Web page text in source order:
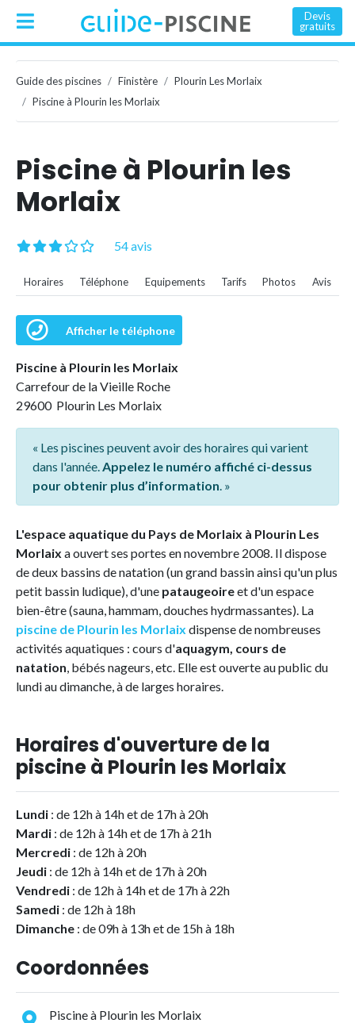
Devis
gratuits
Guide des piscines Finistère
Plourin Les Morlaix
Piscine à Plourin les Morlaix
Piscine à Plourin les
Morlaix
54 avis
Horaires Téléphone Equipements Tarifs Photos Avis
Afficher le téléphone
Piscine à Plourin les Morlaix
Carrefour de la Vieille Roche
29600 Plourin Les Morlaix
« Les piscines peuvent avoir des horaires qui varient
dans l'année.Appelez le numéro affiché ci-dessus
pour obtenir plus d’information. »
L'espace aquatique du Pays de Morlaix à Plourin Les
Morlaix a ouvert ses portes en novembre 2008. Il dispose
de deux bassins de natation (un grand bassin ainsi qu'un plus
petit bassin ludique), d'une pataugeoireet d'un espace
bien-être (sauna, hammam, douches hydrmassantes). La
piscine de Plourin les Morlaix dispense de nombreuses
activités aquatiques : cours d'aquagym, cours de
natation, bébés nageurs, etc. Elle est ouverte au public du
lundi au dimanche, à de larges horaires.
Horaires d'ouverture de la
piscine à Plourin les Morlaix
Lundi : de 12h à 14h et de 17h à 20h
Mardi : de 12h à 14h et de 17h à 21h
Mercredi : de 12h à 20h
Jeudi : de 12h à 14h et de 17h à 20h
Vendredi : de 12h à 14h et de 17h à 22h
Samedi : de 12h à 18h
Dimanche : de 09h à 13h et de 15h à 18h
Coordonnées
Piscine à Plourin les Morlaix